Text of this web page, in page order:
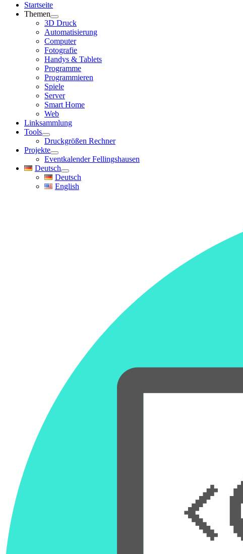
Startseite
Themen
3D Druck
Automatisierung
Computer
Fotografie
Handys & Tablets
Programme
Programmieren
Spiele
Server
Smart Home
Web
Linksammlung
Tools
Druckgrößen Rechner
Projekte
Eventkalender Fellingshausen
Deutsch
Deutsch
English